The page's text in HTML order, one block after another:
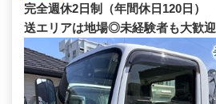
完全週休2日制（年間休日120日
送エリアは地場◎未経験者も大歓迎